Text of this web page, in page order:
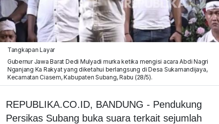
Tangkapan Layar
Gubernur Jawa Barat Dedi Mulyadi murka ketika mengisi acara Abdi Nagri
Nganjang Ka Rakyat yang diketahui berlangsung di Desa Sukamandijaya,
Kecamatan Ciasem, Kabupaten Subang, Rabu (28/5).
REPUBLIKA.CO.ID, BANDUNG - Pendukung
Persikas Subang buka suara terkait sejumlah